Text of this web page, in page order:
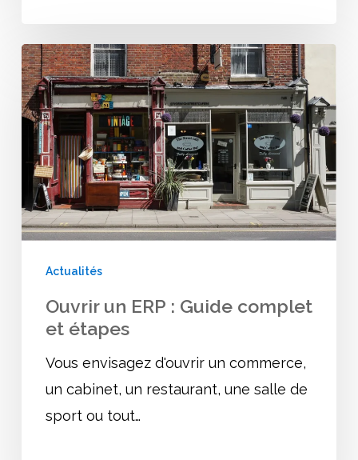
Ouvrir
un
ERP
Guide
complet
et
étapes
Actualités
Ouvrir un ERP : Guide complet
et étapes
Vous envisagez d'ouvrir un commerce,
un cabinet, un restaurant, une salle de
sport ou tout…